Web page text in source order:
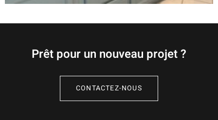
Prêt pour un nouveau projet ?
CONTACTEZ-NOUS